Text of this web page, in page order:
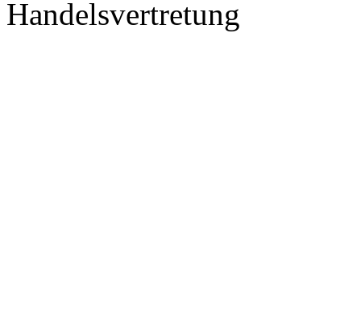
Handelsvertretung